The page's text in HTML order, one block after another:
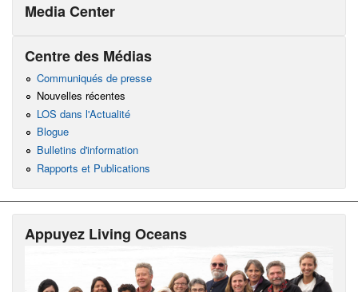
Media Center
Centre des Médias
Communiqués de presse
Nouvelles récentes
LOS dans l'Actualité
Blogue
Bulletins d'information
Rapports et Publications
Appuyez Living Oceans